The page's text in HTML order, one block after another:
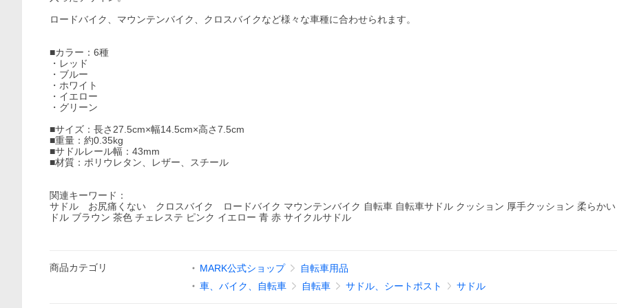
ロードバイク、マウンテンバイク、クロスバイクなど様々な車種に合わせられます。
■カラー：6種
・レッド
・ブルー
・ホワイト
・イエロー
・グリーン
■サイズ：長さ27.5cm×幅14.5cm×高さ7.5cm
■重量：約0.35kg
■サドルレール幅：43mm
■材質：ポリウレタン、レザー、スチール
関連キーワード：
サドル お尻痛くない クロスバイク ロードバイク マウンテンバイク 自転車 自転車サドル クッション 厚手クッション 柔らかい
ドル ブラウン 茶色 チェレステ ピンク イエロー 青 赤 サイクルサドル
商品カテゴリ MARK公式ショップ
自転車用品
車、バイク、自転車
自転車 サドル、シートポスト サドル